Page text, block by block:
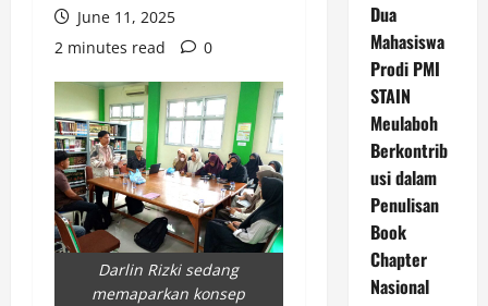
June 11, 2025
2 minutes read
0
Darlin Rizki sedang
memaparkan konsep
Dua
Mahasiswa
Prodi PMI
STAIN
Meulaboh
Berkontrib
usi dalam
Penulisan
Book
Chapter
Nasional